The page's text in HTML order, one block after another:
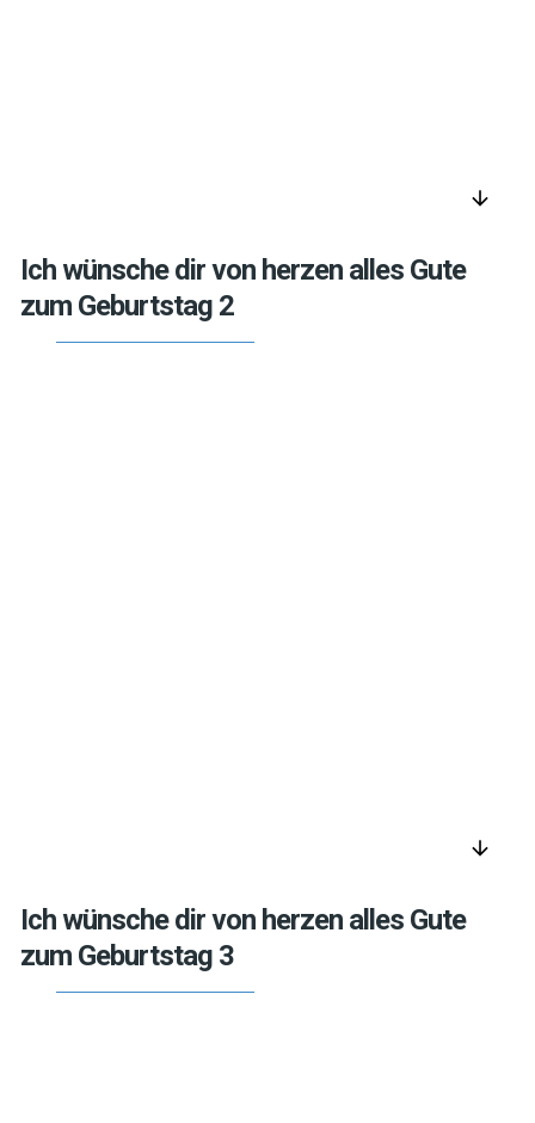
arrow_downward
Ich wünsche dir von herzen alles Gute
zum Geburtstag 2
arrow_downward
Ich wünsche dir von herzen alles Gute
zum Geburtstag 3